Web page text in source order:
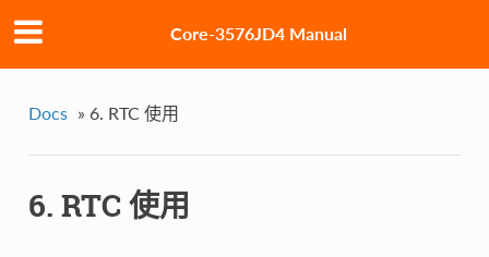
Core-3576JD4 Manual
Docs » 6. RTC 使用
6. RTC 使用